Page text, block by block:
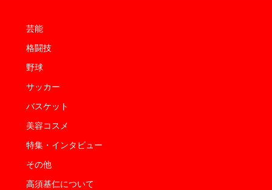
芸能
格闘技
野球
サッカー
バスケット
美容コスメ
特集・インタビュー
その他
高須基仁について